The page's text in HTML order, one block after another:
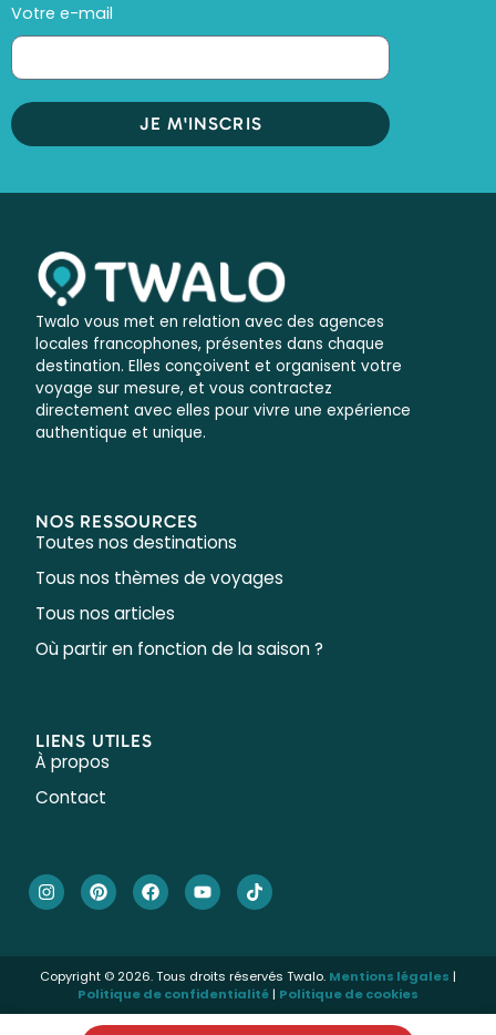
Votre e-mail
JE M'INSCRIS
Twalo vous met en relation avec des agences
locales francophones, présentes dans chaque
destination. Elles conçoivent et organisent votre
voyage sur mesure, et vous contractez
directement avec elles pour vivre une expérience
authentique et unique.
NOS RESSOURCES
Toutes nos destinations
Tous nos thèmes de voyages
Tous nos articles
Où partir en fonction de la saison ?
LIENS UTILES
À propos
Contact
Copyright © 2026. Tous droits réservés Twalo. Mentions légales |
Politique de confidentialité| Politique de cookies